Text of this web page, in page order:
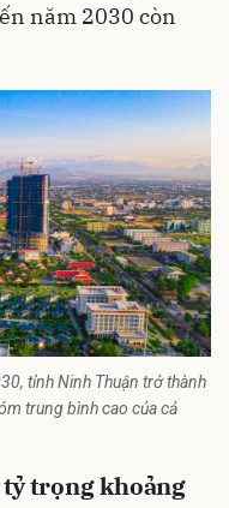
năm 2030 còn
tỉnh Ninh Thuận trở thành
trung bình cao của cả
trọng khoảng